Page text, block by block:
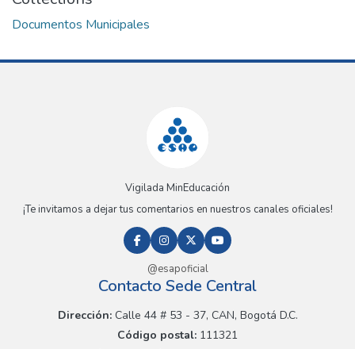
Documentos Municipales
Vigilada MinEducación
¡Te invitamos a dejar tus comentarios en nuestros canales oficiales!
@esapoficial
Contacto Sede Central
Dirección:Calle 44 # 53 - 37, CAN, Bogotá D.C.
Código postal: 111321